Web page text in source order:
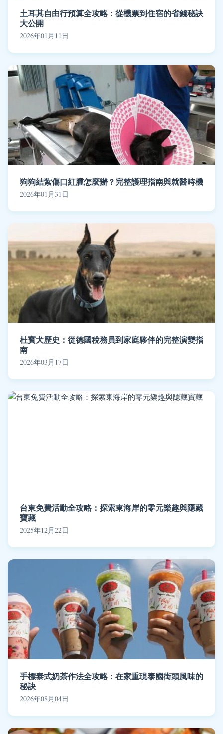
土耳其自由行預算全攻略：從機票到住宿的省錢秘訣
大公開
2026年01月11日
狗狗結紮傷口紅腫怎麼辦？完整護理指南與就醫時機
2026年01月31日
杜賓犬歷史：從德國稅務員到家庭夥伴的完整演變指
南
2026年03月17日
台東免費活動全攻略：探索東海岸的零元樂趣與隱藏
寶藏
2025年12月22日
手標泰式奶茶作法全攻略：在家重現泰國街頭風味的
秘訣
2026年08月04日